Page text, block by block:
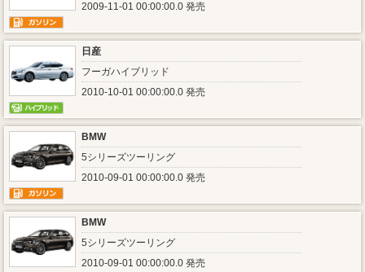
2009-11-01 00:00:00.0 発売
日産
フーガハイブリッド
2010-10-01 00:00:00.0 発売
BMW
5シリーズツーリング
2010-09-01 00:00:00.0 発売
BMW
5シリーズツーリング
2010-09-01 00:00:00.0 発売